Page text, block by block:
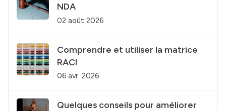
NDA
02 août 2026
Comprendre et utiliser la matrice
RACI
06 avr. 2026
Quelques conseils pour améliorer